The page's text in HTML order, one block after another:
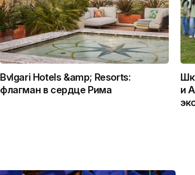
Bvlgari Hotels &amp; Resorts:
флагман в сердце Рима
и